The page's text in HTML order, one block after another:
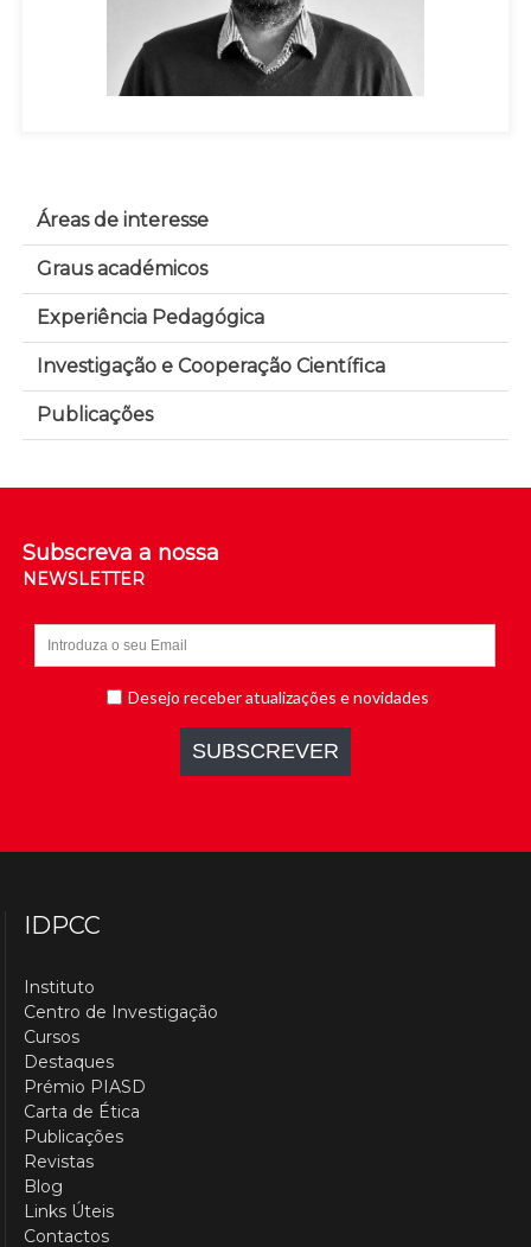
Áreas de interesse
Graus académicos
Experiência Pedagógica
Investigação e Cooperação Científica
Publicações
Subscreva a nossa
NEWSLETTER
IDPCC
Instituto
Centro de Investigação
Cursos
Destaques
Prémio PIASD
Carta de Ética
Publicações
Revistas
Blog
Links Úteis
Contactos